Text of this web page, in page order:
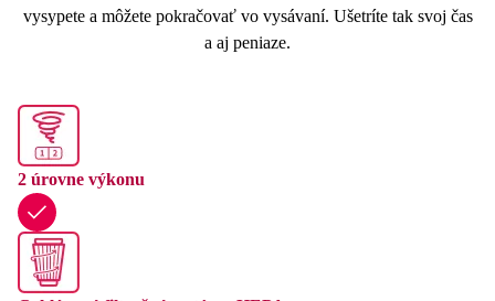
vysypetea môžete pokračovať vo vysávaní. Ušetríte tak svoj čas
a aj peniaze.
2 úrovne výkonu